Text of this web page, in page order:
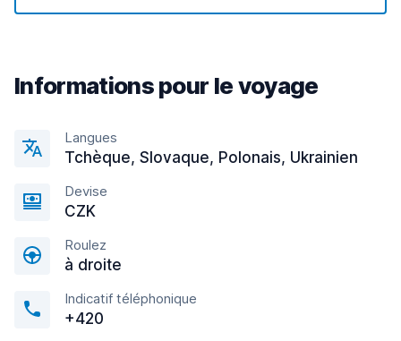
Informations pour le voyage
Langues
Tchèque, Slovaque, Polonais, Ukrainien
Devise
CZK
Roulez
à droite
Indicatif téléphonique
+420